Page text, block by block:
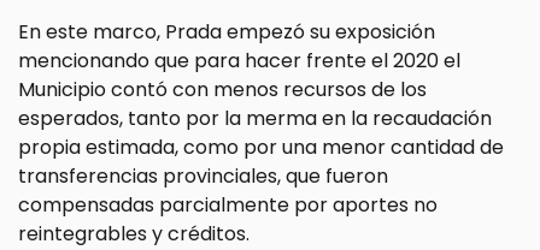
En este marco, Prada empezó su exposición
mencionando que para hacer frente el 2020 el
Municipio contó con menos recursos de los
esperados, tanto por la merma en la recaudación
propia estimada, como por una menor cantidad de
transferencias provinciales, que fueron
compensadas parcialmente por aportes no
reintegrables y créditos.